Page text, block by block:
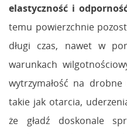
elastyczność i
temu powierzchnie
długi czas, nawet w
warunkach
wytrzymałość na
takie jak otarcia,
że gładź doskonale